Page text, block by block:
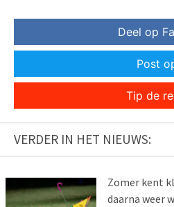
Deel op
Post
Tip de
VERDER IN HET NIEUWS:
Zomer kent
daarna weer